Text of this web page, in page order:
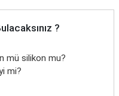
?
mü silikon mu?
mi?